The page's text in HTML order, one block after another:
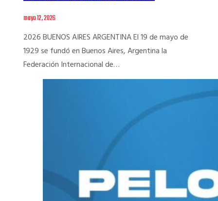
mayo 12, 2026
2026 BUENOS AIRES ARGENTINA El 19 de mayo de
1929 se fundó en Buenos Aires, Argentina la
Federación Internacional de…